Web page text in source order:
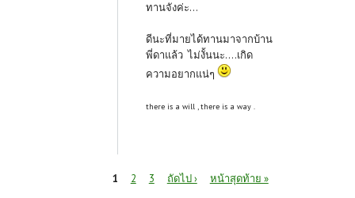
ทานจังค่ะ...
ดีนะที่มายได้ทานมาจากบ้าน
พี่ดาแล้ว ไม่งั้นนะ....เกิด
ความอยากแน่ๆ
there is a will , there is a way .
1 2 3 ถัดไป › หน้าสุดท้าย »